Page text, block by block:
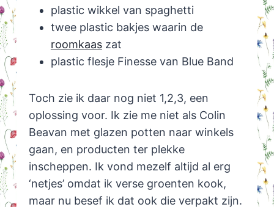
plastic wikkel van spaghetti
twee plastic bakjes waarin de
roomkaaszat
plastic flesje Finesse van Blue Band
Toch zie ik daar nog niet 1,2,3, een
oplossing voor. Ik zie me niet als Colin
Beavan met glazen potten naar winkels
gaan, en producten ter plekke
inscheppen. Ik vond mezelf altijd al erg
‘netjes’ omdat ik verse groenten kook,
maar nu besef ik dat ook die verpakt zijn.